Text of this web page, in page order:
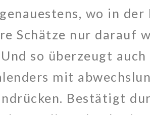
wo in
Schätze nur darauf
so überzeugt
mit
Bestätigt